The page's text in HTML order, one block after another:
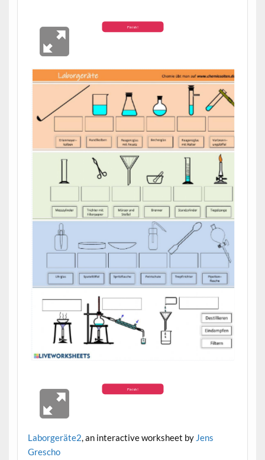
Laborgeräte2, an interactive worksheet by Jens
Grescho